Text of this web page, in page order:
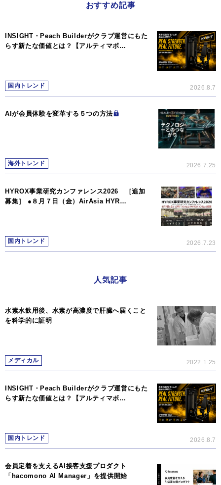
おすすめ記事
INSIGHT・Peach Builderがクラブ運営にもた
らす新たな価値とは？【アルティマボ…
国内トレンド 2026.8.7
AIが会員体験を変革する５つの方法
海外トレンド 2026.7.25
HYROX事業研究カンファレンス2026 ［追加
募集］ ●８月７日（金）AirAsia HYR…
国内トレンド 2026.7.23
人気記事
水素水飲用後、水素が高濃度で肝臓へ届くこと
を科学的に証明
メディカル 2022.1.25
INSIGHT・Peach Builderがクラブ運営にもた
らす新たな価値とは？【アルティマボ…
国内トレンド 2026.8.7
会員定着を支えるAI接客支援プロダクト
「hacomono AI Manager」を提供開始